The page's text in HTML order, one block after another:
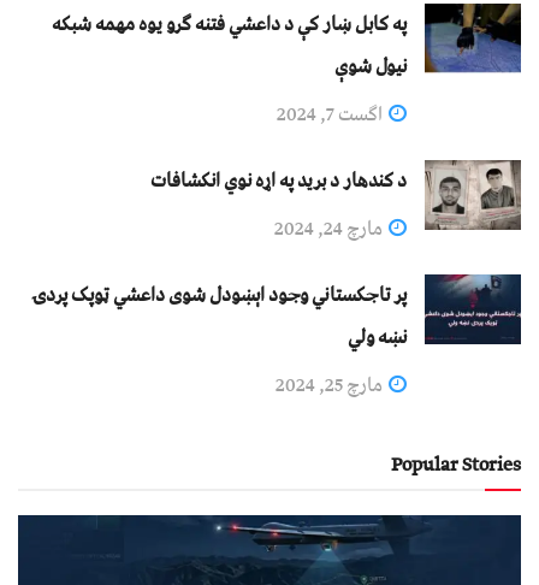
په کابل ښار کې د داعشي فتنه ګرو يوه مهمه شبکه
نيول شوې
اگست 7, 2024
د کندهار د برید په اړه نوي انکشافات
مارچ 24, 2024
پر تاجکستاني وجود اېښودل شوی داعشي ټوپک پردۍ
نښه ولي
مارچ 25, 2024
Popular Stories